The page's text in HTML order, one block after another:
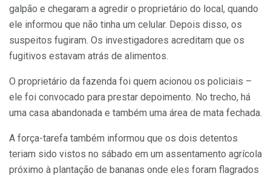
galpão e chegaram a agredir o proprietário do local, quando
ele informou que não tinha um celular. Depois disso, os
suspeitos fugiram. Os investigadores acreditam que os
fugitivos estavam atrás de alimentos.
O proprietário da fazenda foi quem acionou os policiais –
ele foi convocado para prestar depoimento. No trecho, há
uma casa abandonada e também uma área de mata fechada.
A força-tarefa também informou que os dois detentos
teriam sido vistos no sábado em um assentamento agrícola
próximo à plantação de bananas onde eles foram flagrados